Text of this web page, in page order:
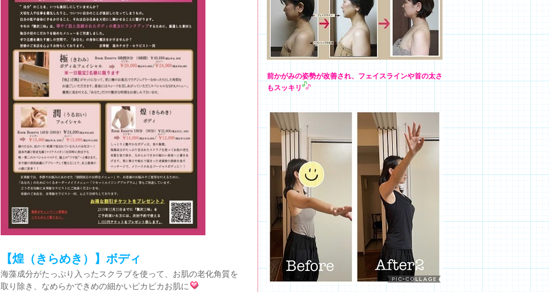
【煌（きらめき）】ボディ
海藻成分がたっぷり入ったスクラブを使って、お肌の老化角質を
取り除き、なめらかできめの細かいピカピカお肌に
前かがみの姿勢が改善され、フェイスラインや首の太さ
もスッキリ